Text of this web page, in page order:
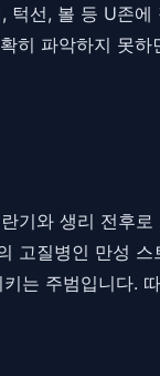
선, 볼 등 U존
히 파악하지 못
와 생리 전후
질병인 만성
는 주범입니다.